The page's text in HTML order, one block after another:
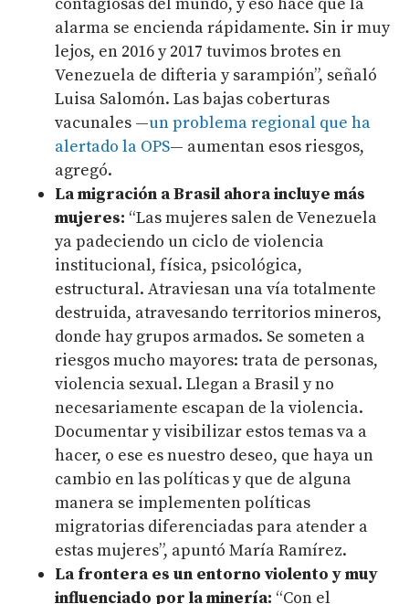
alarma se encienda rápidamente. Sin ir muy
lejos, en 2016 y 2017 tuvimos brotes en
Venezuela de difteria y sarampión”, señaló
Luisa Salomón. Las bajas coberturas
vacunales —un problema regional que ha
alertado la OPS— aumentan esos riesgos,
agregó.
La migración a Brasil ahora incluye más
mujeres: “Las mujeres salen de Venezuela
ya padeciendo un ciclo de violencia
institucional, física, psicológica,
estructural. Atraviesan una vía totalmente
destruida, atravesando territorios mineros,
donde hay grupos armados. Se someten a
riesgos mucho mayores: trata de personas,
violencia sexual. Llegan a Brasil y no
necesariamente escapan de la violencia.
Documentar y visibilizar estos temas va a
hacer, o ese es nuestro deseo, que haya un
cambio en las políticas y que de alguna
manera se implementen políticas
migratorias diferenciadas para atender a
estas mujeres”, apuntó María Ramírez.
La frontera es un entorno violento y muy
influenciado por la minería: “Con el